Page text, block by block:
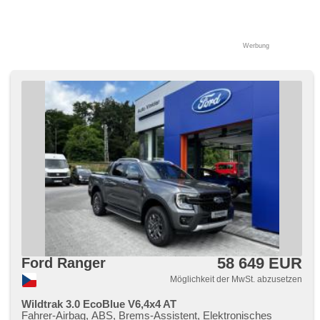
Werbung
Ford Ranger 58 649 EUR
Möglichkeit der MwSt. abzusetzen
Wildtrak 3.0 EcoBlue V6,4x4 AT
Fahrer-Airbag, ABS, Brems-Assistent, Elektronisches